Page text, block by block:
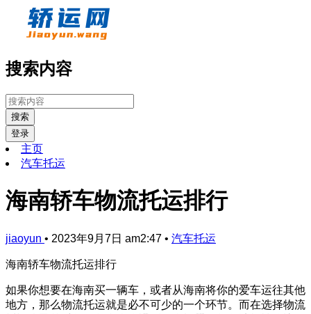
搜索内容
搜索
登录
主页
汽车托运
海南轿车物流托运排行
jiaoyun • 2023年9月7日 am2:47 • 汽车托运
海南轿车物流托运排行
如果你想要在海南买一辆车，或者从海南将你的爱车运往其他
地方，那么物流托运就是必不可少的一个环节。而在选择物流